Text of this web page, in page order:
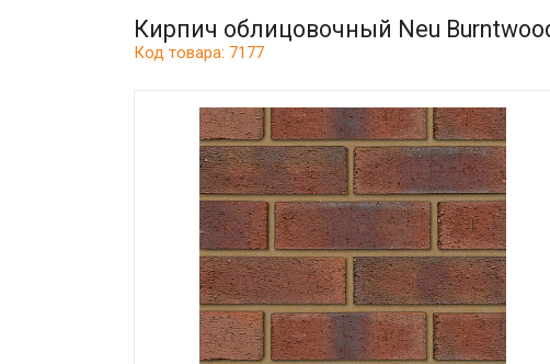
Кирпич облицовочный Neu
Код товара: 7177